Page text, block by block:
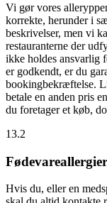
Vi gør vores
korrekte, herunder i
beskrivelser, men vi
restauranterne der
ikke holdes ansvarlig
er godkendt, er du
bookingbekræftelse.
betale en anden pris
du foretager et køb,
13.2
Hvis du, eller en